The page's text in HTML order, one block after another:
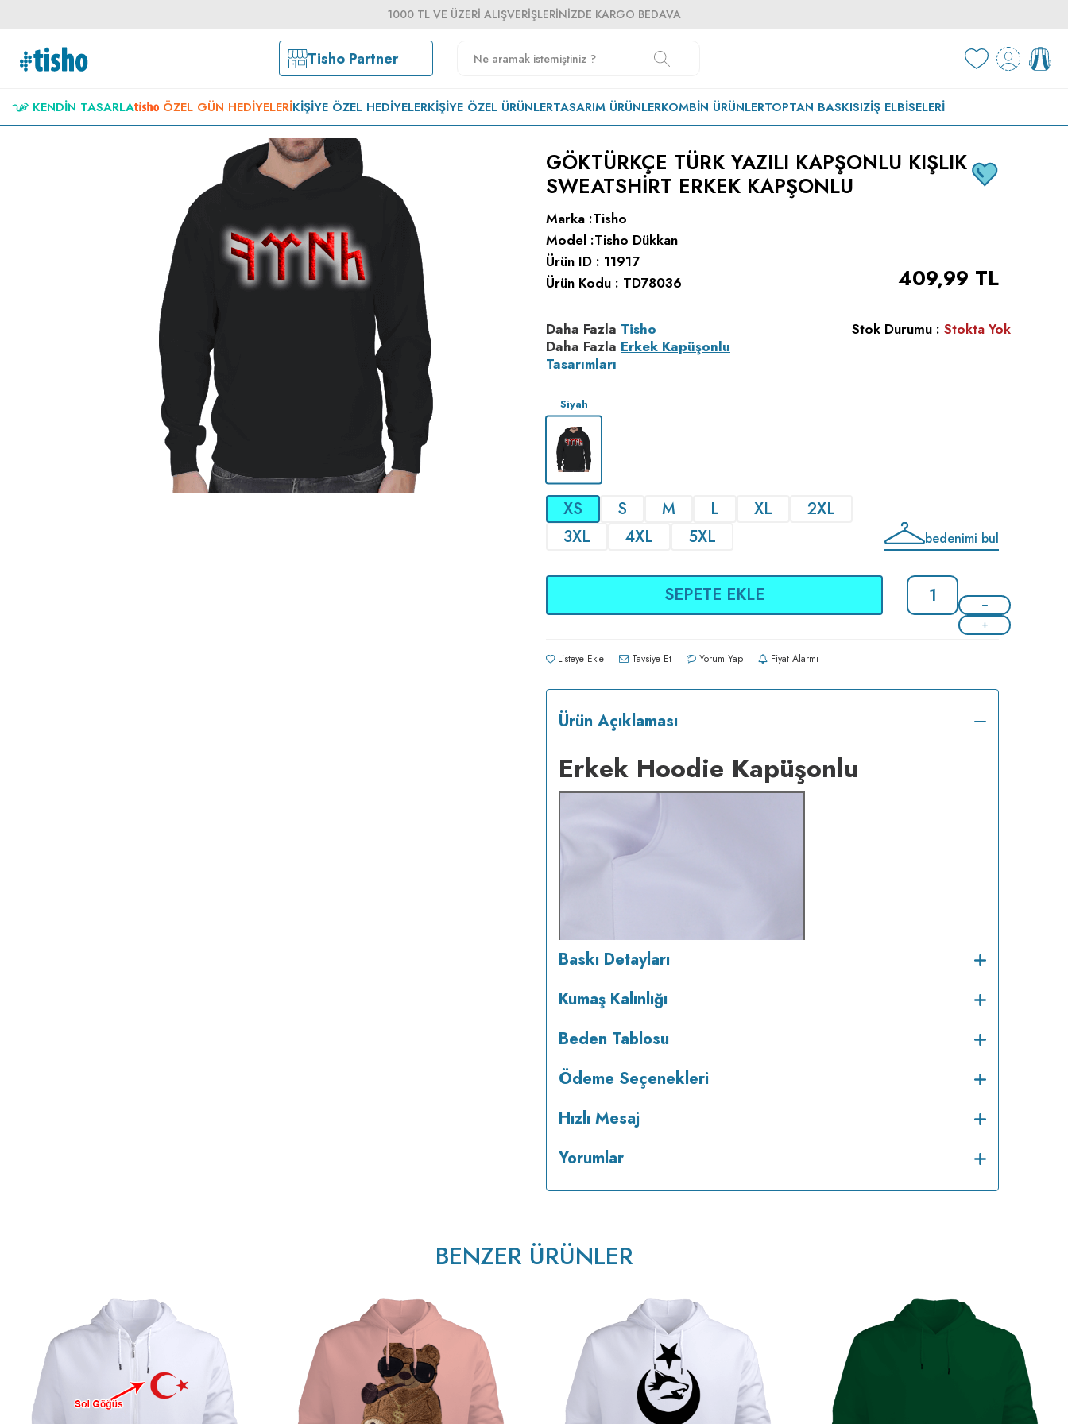
1000 TL VE ÜZERI ALIŞVERIŞLERINIZDE KARGO BEDAVA
Tisho Partner
KENDIN TASARLA ÖZEL GÜN HEDIYELERIKIŞIYE ÖZEL HEDIYELERKIŞIYE ÖZEL ÜRÜNLERTASARIM ÜRÜNLERKOMBIN ÜRÜNLERTOPTAN BASKISIZİŞ ELBISELERI
GÖKTÜRKÇE TÜRK YAZILI KAPŞONLU KIŞLIK
SWEATSHIRT ERKEK KAPŞONLU
Marka :Tisho
Model :Tisho Dükkan
Ürün ID : 11917
Ürün Kodu : TD78036 409,99 TL
Daha Fazla Tisho
Daha Fazla Erkek Kapüşonlu
Tasarımları
Stok Durumu : Stokta Yok
Siyah
XS S M L XL
2XL
3XL
4XL 5XL bedenimi bul
SEPETE EKLE
Listeye Ekle Tavsiye Et Yorum Yap Fiyat Alarmı
Ürün Açıklaması
Erkek Hoodie Kapüşonlu
Baskı Detayları
Kumaş Kalınlığı
Beden Tablosu
Ödeme Seçenekleri
Hızlı Mesaj
Yorumlar
BENZER ÜRÜNLER